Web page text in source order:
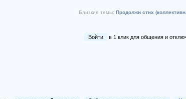
Близкие темы: Продолжи стих
Войти в 1 клик для общения и